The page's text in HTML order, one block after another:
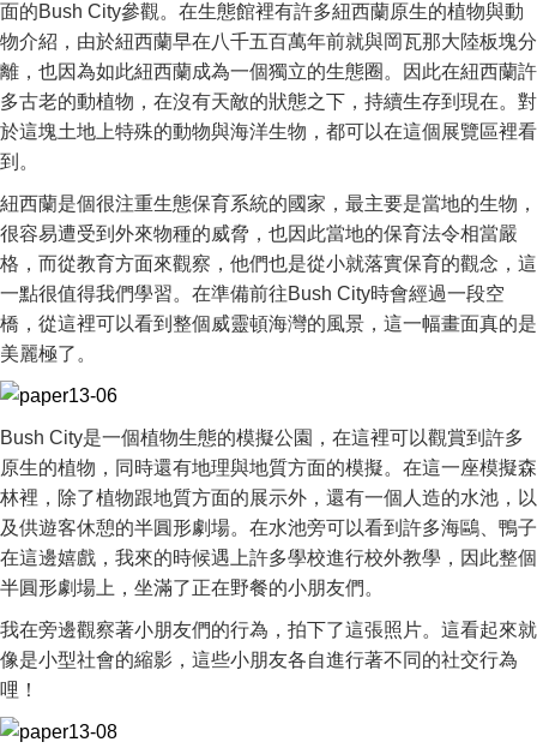
面的Bush City參觀。在生態館裡有許多紐西蘭原生的植物與動
物介紹，由於紐西蘭早在八千五百萬年前就與岡瓦那大陸板塊分
離，也因為如此紐西蘭成為一個獨立的生態圈。因此在紐西蘭許
多古老的動植物，在沒有天敵的狀態之下，持續生存到現在。對
於這塊土地上特殊的動物與海洋生物，都可以在這個展覽區裡看
到。
紐西蘭是個很注重生態保育系統的國家，最主要是當地的生物，
很容易遭受到外來物種的威脅，也因此當地的保育法令相當嚴
格，而從教育方面來觀察，他們也是從小就落實保育的觀念，這
一點很值得我們學習。在準備前往Bush City時會經過一段空
橋，從這裡可以看到整個威靈頓海灣的風景，這一幅畫面真的是
美麗極了。
Bush City是一個植物生態的模擬公園，在這裡可以觀賞到許多
原生的植物，同時還有地理與地質方面的模擬。在這一座模擬森
林裡，除了植物跟地質方面的展示外，還有一個人造的水池，以
及供遊客休憩的半圓形劇場。在水池旁可以看到許多海鷗、鴨子
在這邊嬉戲，我來的時候遇上許多學校進行校外教學，因此整個
半圓形劇場上，坐滿了正在野餐的小朋友們。
我在旁邊觀察著小朋友們的行為，拍下了這張照片。這看起來就
像是小型社會的縮影，這些小朋友各自進行著不同的社交行為
哩！